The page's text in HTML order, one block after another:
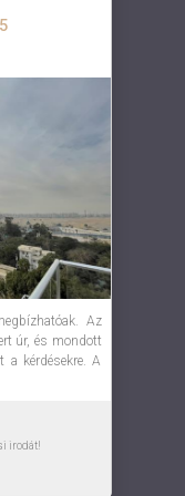
Az
úr, és mondott
a kérdésekre. A
irodát!